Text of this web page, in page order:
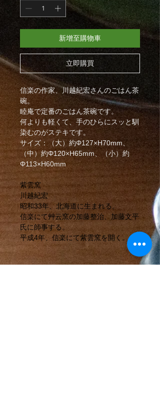
新增至購物車
立即購買
信楽の作家、川越紀宏さんのごはん茶
碗。
睦庵で定番のごはん茶碗です。
何よりも軽くて、手のひらにスッと馴
染むのがステキです。
サイズ：（大）約Φ127×H70mm、
（中）約Φ120×H65mm、（小）約
Φ113×H60mm
紫雲窯
川越紀宏
昭和33年、北海道に生まれる。
信楽にて艸云窯の加藤整治、加藤文平
氏に師事する。
平成4年、信楽にて紫雲窯を開く。